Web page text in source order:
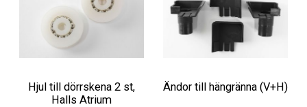
Hjul till dörrskena 2 st,
Halls Atrium
Ändor till hängränna (V+H)